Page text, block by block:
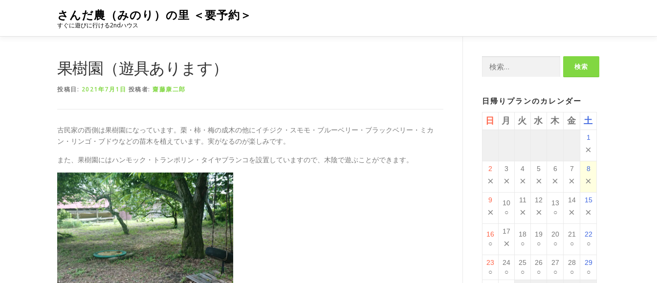
ン
さんだ農（みのり）の里 ＜要予約＞
すぐに遊びに行ける2ndハウス
果樹園（遊具あります）
投稿日: 2021年7月1日 投稿者: 齋藤康二郎
古民家の西側は果樹園になっています。栗・柿・梅の成木の他にイチジク・スモモ・ブルーベリー・ブラックベリー・ミカ
ン・リンゴ・ブドウなどの苗木を植えています。実がなるのが楽しみです。
また、果樹園にはハンモック・トランポリン・タイヤブランコを設置していますので、木陰で遊ぶことができます。
日帰りプランのカレンダー
日 月 火 水 木 金 土
1
×
2
×
3
×
4
×
5
×
6
×
7
×
8
×
9
×
10
○
11
×
12
×
13
○
14
×
15
×
16
○
17
×
18
○
19
○
20
○
21
○
22
○
23
○
24
○
25
○
26
○
27
○
28
○
29
○